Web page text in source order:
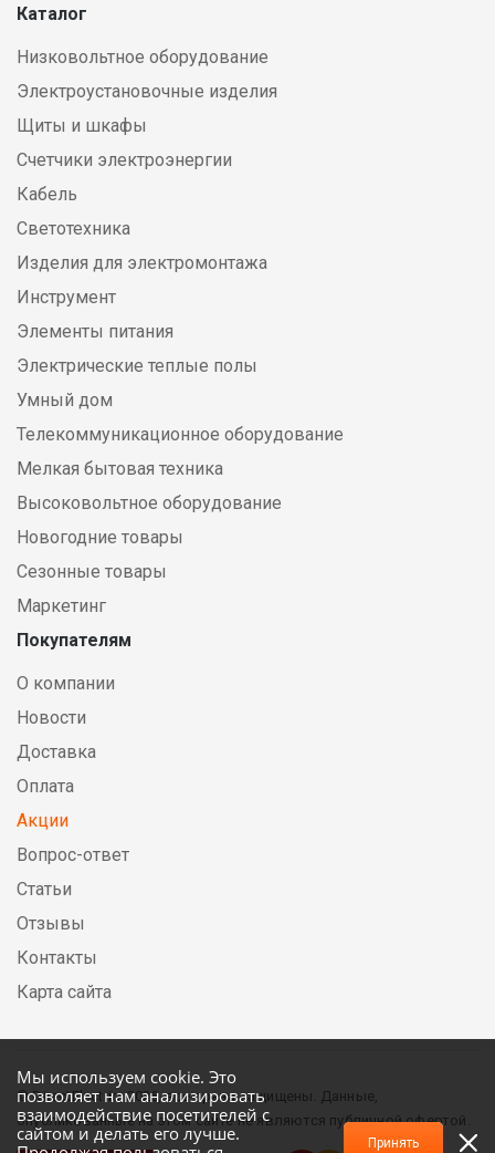
Мы используем cookie. Это
позволяет нам анализировать
взаимодействие посетителей с
сайтом и делать его лучше.
Принять
Каталог
Низковольтное оборудование
Электроустановочные изделия
Щиты и шкафы
Счетчики электроэнергии
Кабель
Светотехника
Изделия для электромонтажа
Инструмент
Элементы питания
Электрические теплые полы
Умный дом
Телекоммуникационное оборудование
Мелкая бытовая техника
Высоковольтное оборудование
Новогодние товары
Сезонные товары
Маркетинг
Покупателям
О компании
Новости
Доставка
Оплата
Акции
Вопрос-ответ
Статьи
Отзывы
Контакты
Карта сайта
© DirectElectric, 2026, все права защищены. Данные,
опубликованные на этом сайте не являются публичной офертой.